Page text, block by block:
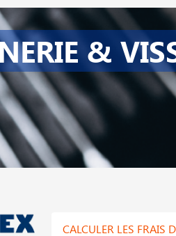
&
CALCULER LES FRAIS